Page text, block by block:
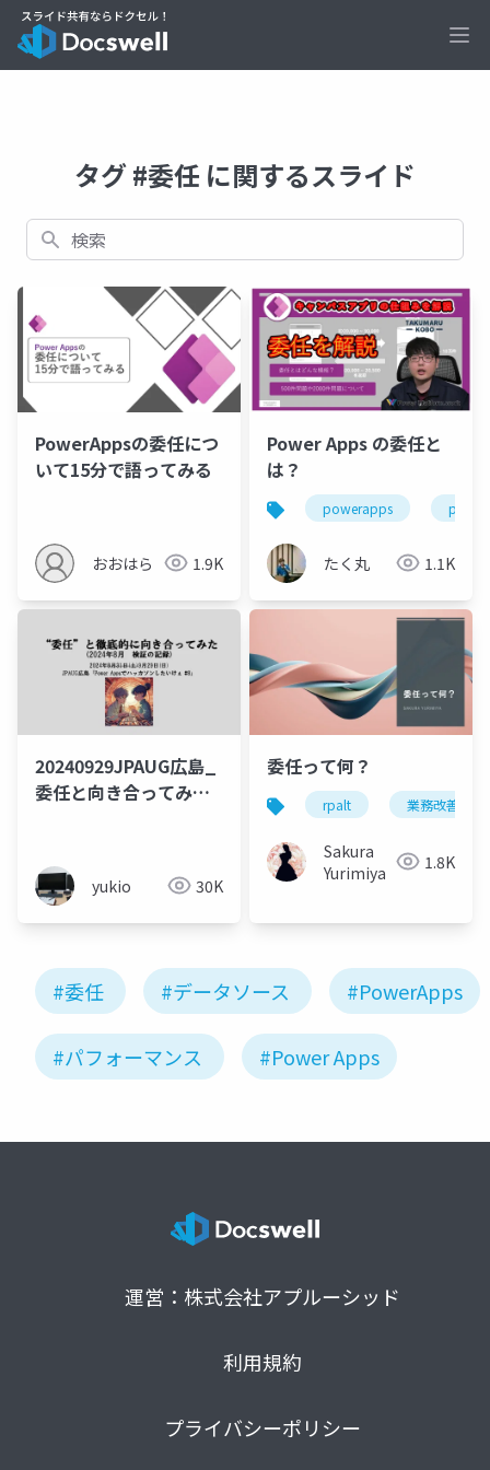
タグ #委任 に関するスライド
検索
PowerAppsの委任につ
いて15分で語ってみる
おおはら 1.9K
Power Apps の委任と
は？
powerapps
たく丸 1.1K
20240929JPAUG広島_
委任と向き合ってみた
yukio 30K
委任って何？
rpalt 業務改善
Sakura
Yurimiya
1.8K
#委任 #データソース #PowerApps
#パフォーマンス #Power Apps
運営：株式会社アプルーシッド
利用規約
プライバシーポリシー